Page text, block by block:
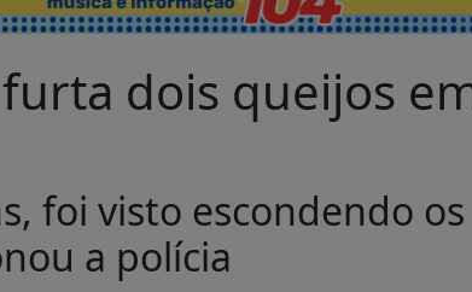
dois queijos
foi visto escondendo
a polícia